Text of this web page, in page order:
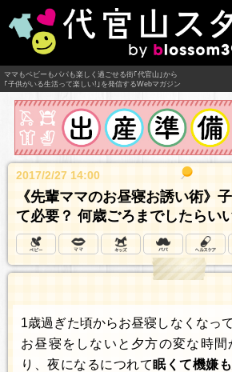
ママもベビーもパパも楽しく過ごせる街｢代官山｣から
｢子供がいる生活って楽しい!｣を発信するWebマガジン
2017/2/27 14:00
《先輩ママのお昼寝お誘い術》
て必要？ 何歳ごろまでしたらい
1歳過ぎた頃からお昼寝しなくなっ
お昼寝をしないと夕方の変な時間
り、夜になるにつれて眠くて機嫌